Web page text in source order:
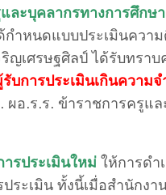
ละบุคลากรทางการศึกษา
กำหนดแบบประเมินควา
ญเศรษฐศิลป์ ได้รับทรา
บการประเมินเกินความ
ผอ.ร.ร. ข้าราชการครูแ
รประเมินใหม่ ให้การดำ
ระเมิน ทั้งนี้เมื่อสำนักงา